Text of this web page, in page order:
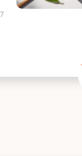
17 تیر 1405